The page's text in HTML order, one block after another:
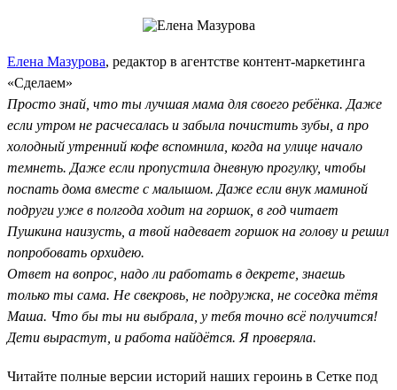
Елена Мазурова, редактор в агентстве контент-маркетинга
«Сделаем»
Просто знай, что ты лучшая мама для своего ребёнка. Даже
если утром не расчесалась и забыла почистить зубы, а про
холодный утренний кофе вспомнила, когда на улице начало
темнеть. Даже если пропустила дневную прогулку, чтобы
поспать дома вместе с малышом. Даже если внук маминой
подруги уже в полгода ходит на горшок, в год читает
Пушкина наизусть, а твой надевает горшок на голову и решил
попробовать орхидею.
Ответ на вопрос, надо ли работать в декрете, знаешь
только ты сама. Не свекровь, не подружка, не соседка тётя
Маша. Что бы ты ни выбрала, у тебя точно всё получится!
Дети вырастут, и работа найдётся. Я проверяла.
Читайте полные версии историй наших героинь в Сетке под